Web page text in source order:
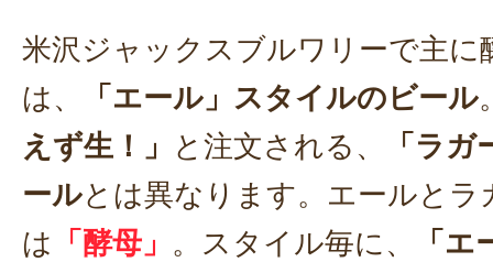
米沢ジャックスブルワリーで主に
は、
「エール」スタイルのビール
えず生！」
と注文される、
「ラ
ールとは異なります。エールとラ
は 「酵母」 。スタイル毎に、
「